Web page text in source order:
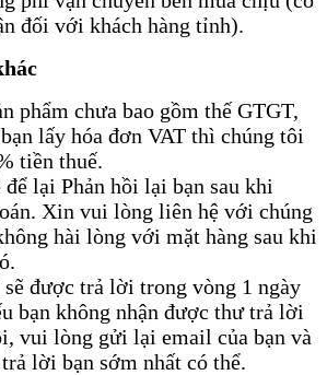
đối với khách hàng tỉnh).
phẩm chưa bao gồm thế GTGT,
lấy hóa đơn VAT thì chúng tôi
tiền thuế.
để lại Phản hồi lại bạn sau khi
Xin vui lòng liên hệ với chúng
hài lòng với mặt hàng sau khi
được trả lời trong vòng 1 ngày
bạn không nhận được thư trả lời
vui lòng gửi lại email của bạn và
lời bạn sớm nhất có thể.